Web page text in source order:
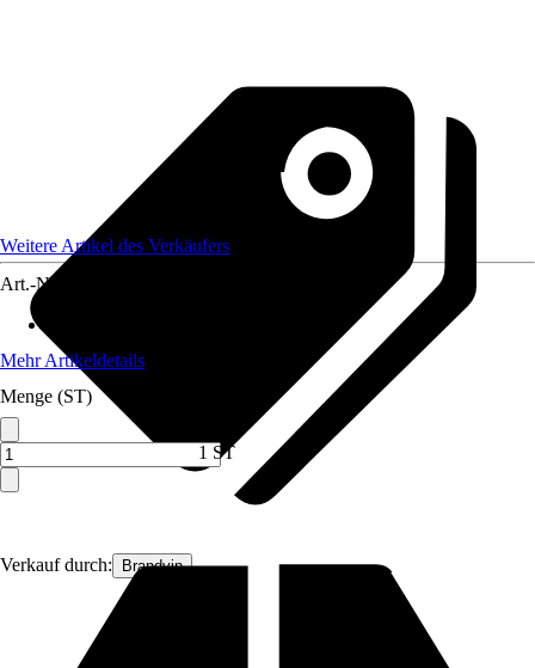
Verkauf durch: Brandvin
Weitere Artikel des Verkäufers
Art.-Nr.
Mehr Artikeldetails
Menge (ST)
1 ST